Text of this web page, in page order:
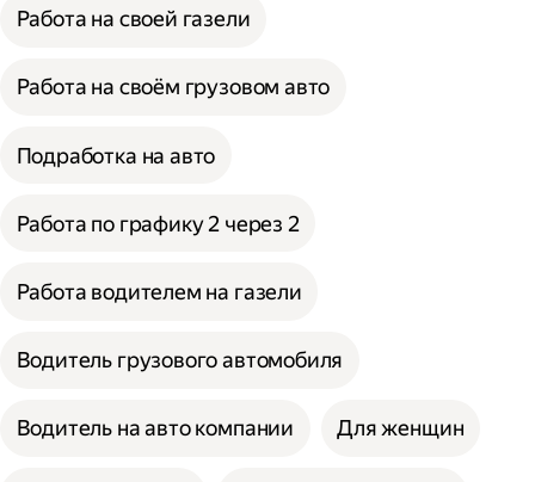
Работа на своей газели
Работа на своём грузовом авто
Подработка на авто
Работа по графику 2 через 2
Работа водителем на газели
Водитель грузового автомобиля
Водитель на авто компании Для женщин